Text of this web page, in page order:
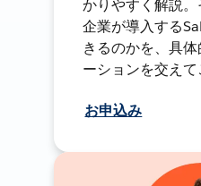
かりやすく解説
企業が導入する
きるのかを、具
ーションを交えて
お申込み